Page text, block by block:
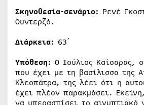
Σκηνοθεσία-σενάριο: Ρενέ
Ουντερζό.
Διάρκεια: 63΄
Υπόθεση: Ο Ιούλιος Καίσαρας,
που έχει με τη βασίλισσα της
Κλεοπάτρα, της λέει ότι η
έχει πλέον παρακμάσει.